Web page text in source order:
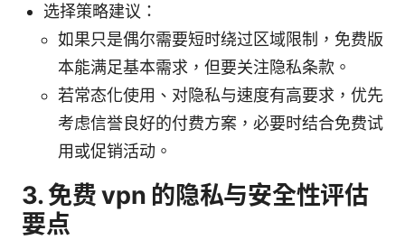
选择策略建议：
如果只是偶尔需要短时绕过区域限制，免费版
本能满足基本需求，但要关注隐私条款。
若常态化使用、对隐私与速度有高要求，优先
考虑信誉良好的付费方案，必要时结合免费试
用或促销活动。
3. 免费 vpn 的隐私与安全性评估
要点